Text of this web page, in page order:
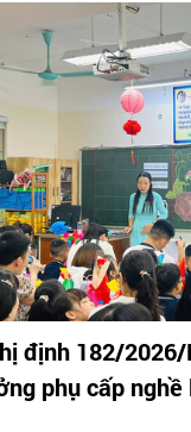
định 182/
phụ cấp nghề